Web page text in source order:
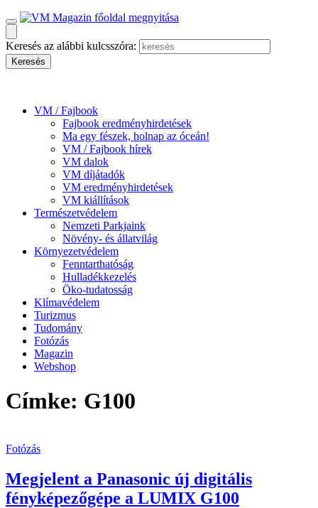
Keresés az alábbi kulcsszóra:
VM / Fajbook
Fajbook eredményhirdetések
Ma egy fészek, holnap az óceán!
VM / Fajbook hírek
VM dalok
VM díjátadók
VM eredményhirdetések
VM kiállítások
Természetvédelem
Nemzeti Parkjaink
Növény- és állatvilág
Környezetvédelem
Fenntarthatóság
Hulladékkezelés
Öko-tudatosság
Klímavédelem
Turizmus
Tudomány
Fotózás
Magazin
Webshop
Címke: G100
Fotózás
Megjelent a Panasonic új digitális
fényképezőgépe a LUMIX G100